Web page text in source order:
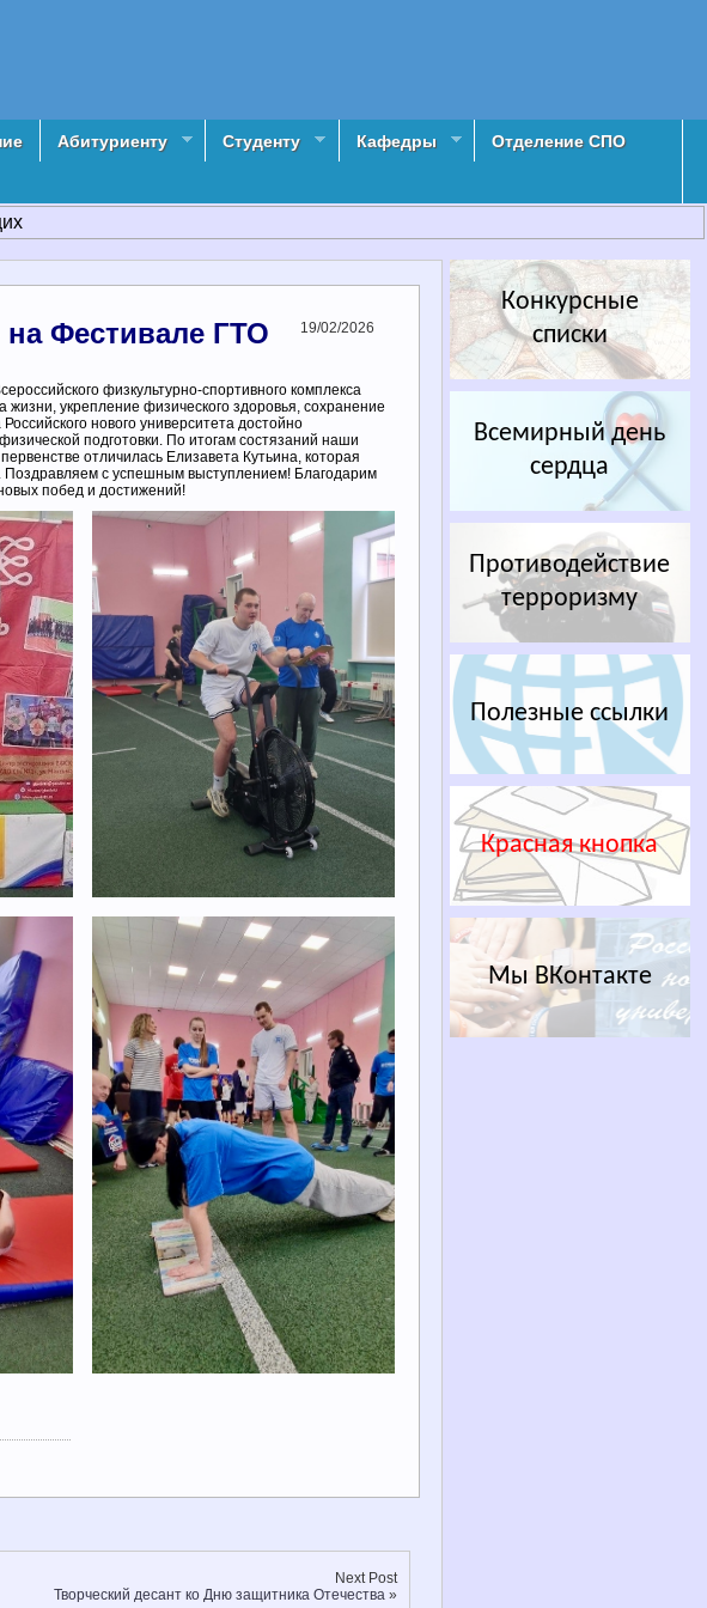
Абитуриенту Студенту Кафедры Отделение СПО
на Фестивале ГТО 19/02/2026
физкультурно-спортивного комплекса
укрепление физического здоровья, сохранение
нового университета достойно
подготовки. По итогам состязаний наши
отличилась Елизавета Кутьина, которая
Поздравляем с успешным выступлением! Благодарим
побед и достижений!
Next Post
Творческий десант ко Дню защитника Отечества»
Конкурсные
списки
Всемирный день
сердца
Противодействие
терроризму
Полезные ссылки
Красная кнопка
Мы ВКонтакте